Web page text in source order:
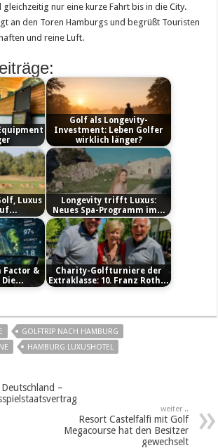
nur eine kurze Fahrt bis in die City.
an den Toren Hamburgs und begrüßt Touristen
und reine Luft.
Golf als Longevity-
Investment: Leben Golfer
wirklich länger?
Luxus
Longevity trifft Luxus:
Neues Spa-Programm im…
Factor &
Die…
Charity-Golfturniere der
Extraklasse: 10. Franz Roth…
GOLFTRIP NACH HAMBURG
HAMBURG LUXUSHOTEL
–
weiter ..
Resort Castelfalfi mit Golf
Megacourse hat den Besitzer
gewechselt